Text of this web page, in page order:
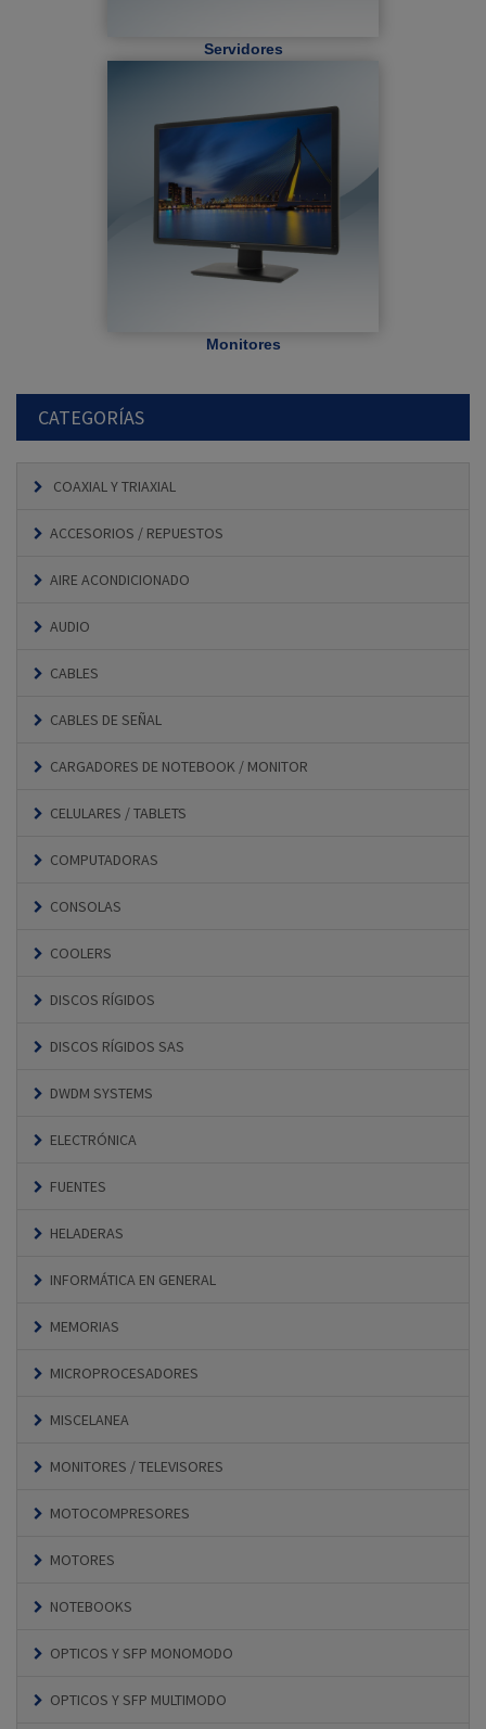
Servidores
Monitores
CATEGORÍAS
COAXIAL Y TRIAXIAL
ACCESORIOS / REPUESTOS
AIRE ACONDICIONADO
AUDIO
CABLES
CABLES DE SEÑAL
CARGADORES DE NOTEBOOK / MONITOR
CELULARES / TABLETS
COMPUTADORAS
CONSOLAS
COOLERS
DISCOS RÍGIDOS
DISCOS RÍGIDOS SAS
DWDM SYSTEMS
ELECTRÓNICA
FUENTES
HELADERAS
INFORMÁTICA EN GENERAL
MEMORIAS
MICROPROCESADORES
MISCELANEA
MONITORES / TELEVISORES
MOTOCOMPRESORES
MOTORES
NOTEBOOKS
OPTICOS Y SFP MONOMODO
OPTICOS Y SFP MULTIMODO